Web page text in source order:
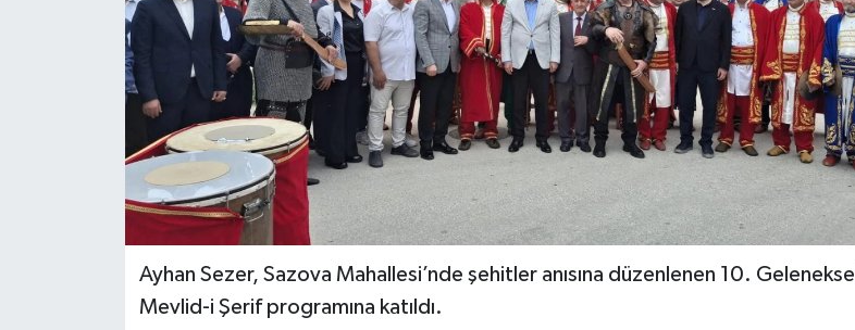
Ayhan Sezer, Sazova Mahallesi’nde şehitler anısına düzenlenen 10. Geleneksel
Mevlid-i Şerif programına katıldı.